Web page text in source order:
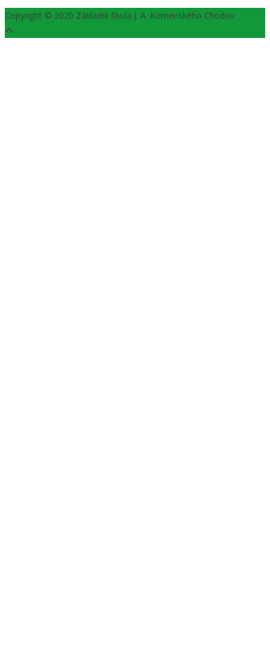
Copyright © 2020 Základní škola J. A. Komenského Chodov